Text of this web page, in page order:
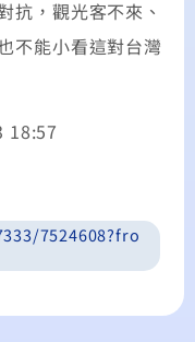
抗，觀光客不來、
不能小看這對台灣
18:57
7524608?fro